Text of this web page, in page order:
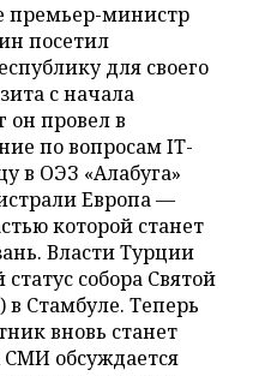
премьер-министр
посетил
для своего
с начала
он провел в
по вопросам IT-
в ОЭЗ «Алабуга»
Европа —
которой станет
Власти Турции
собора Святой
Стамбуле. Теперь
вновь станет
обсуждается